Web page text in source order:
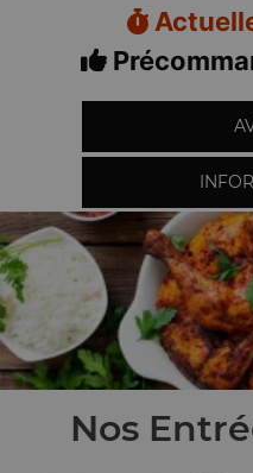
Nos